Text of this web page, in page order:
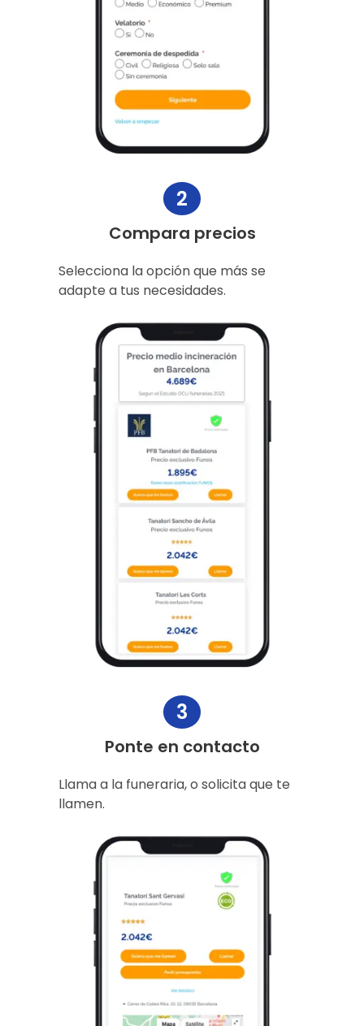
2
Compara precios
Selecciona la opción que más se
adapte a tus necesidades.
3
Ponte en contacto
Llama a la funeraria, o solicita que te
llamen.